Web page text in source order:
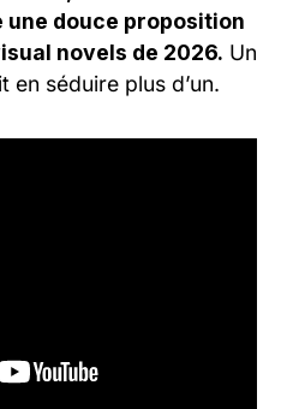
une douce proposition
novels de 2026. Un
séduire plus d’un.